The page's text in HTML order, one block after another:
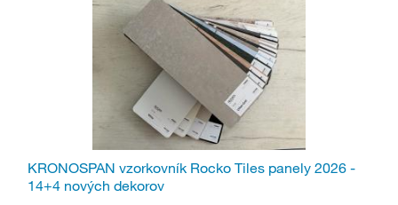
KRONOSPAN vzorkovník Rocko Tiles panely 2026 -
14+4 nových dekorov